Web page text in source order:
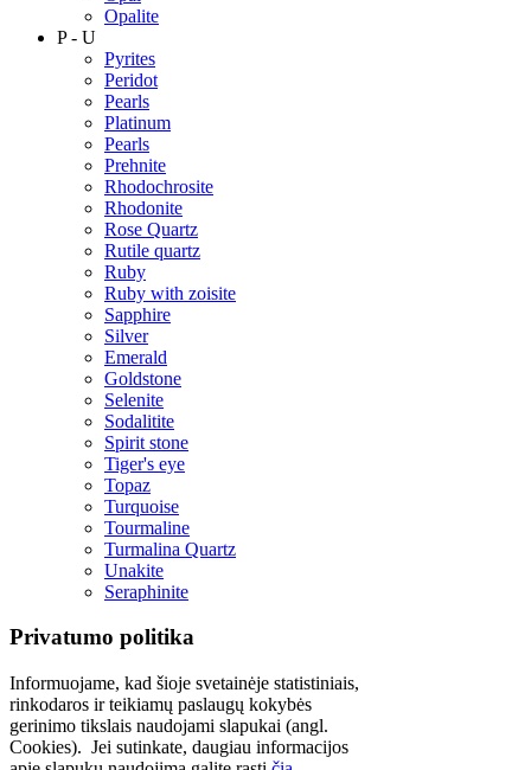
Opalite
P - U
Pyrites
Peridot
Pearls
Platinum
Pearls
Prehnite
Rhodochrosite
Rhodonite
Rose Quartz
Rutile quartz
Ruby
Ruby with zoisite
Sapphire
Silver
Emerald
Goldstone
Selenite
Sodalitite
Spirit stone
Tiger's eye
Topaz
Turquoise
Tourmaline
Turmalina Quartz
Unakite
Seraphinite
Privatumo politika
Informuojame, kad šioje svetainėje statistiniais,
rinkodaros ir teikiamų paslaugų kokybės
gerinimo tikslais naudojami slapukai (angl.
Cookies). Jei sutinkate, daugiau informacijos